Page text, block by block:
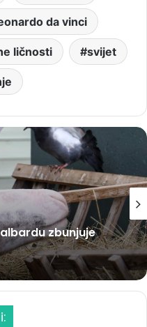
da vinci
ličnosti svijet
zbunjuje